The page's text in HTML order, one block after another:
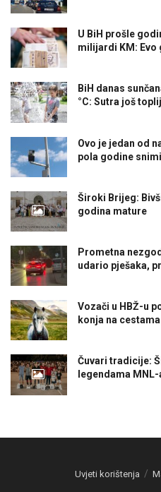
U BiH prošle
milijardi KM: Evo
BiH danas
°C: Sutra još
Ovo je jedan od
pola godine
Široki Brijeg:
godina mature
Prometna
udario pješaka,
Vozači u HBŽ-u
konja na cestama
Čuvari tradicije:
legendama MNL-
Uvjeti korištenja